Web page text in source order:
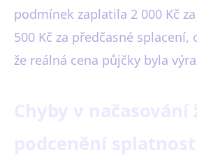
podmínek zaplatila 2 000 Kč
500 Kč za předčasné splacení,
že reálná cena půjčky byla